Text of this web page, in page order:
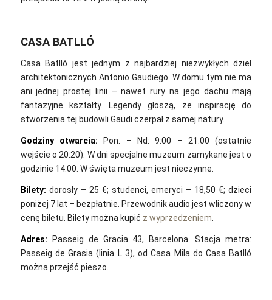
CASA BATLLÓ
Casa Batlló jest jednym z najbardziej niezwykłych dzieł
architektonicznych Antonio Gaudiego. W domu tym nie ma
ani jednej prostej linii – nawet rury na jego dachu mają
fantazyjne kształty. Legendy głoszą, że inspirację do
stworzenia tej budowli Gaudi czerpał z samej natury.
Godziny otwarcia: Pon. – Nd: 9:00 – 21:00 (ostatnie
wejście o 20:20). W dni specjalne muzeum zamykane jest o
godzinie 14:00. W święta muzeum jest nieczynne.
Bilety: dorosły – 25 €; studenci, emeryci – 18,50 €; dzieci
poniżej 7 lat – bezpłatnie. Przewodnik audio jest wliczony w
cenę biletu. Bilety można kupić z wyprzedzeniem
Adres: Passeig de Gracia 43, Barcelona. Stacja metra:
Passeig de Grasia (linia L 3), od Casa Mila do Casa Batlló
można przejść pieszo.